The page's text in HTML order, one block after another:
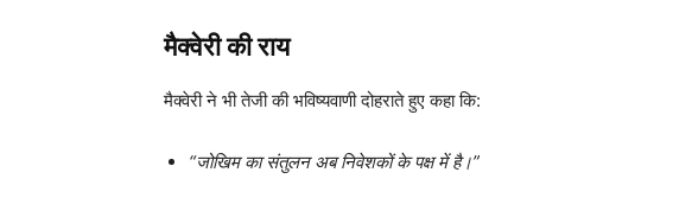
मैक्वेरी की राय
मैक्वेरी ने भी तेजी की भविष्यवाणी दोहराते हुए कहा कि:
“जोखिम का संतुलन अब निवेशकों के पक्ष में है।”